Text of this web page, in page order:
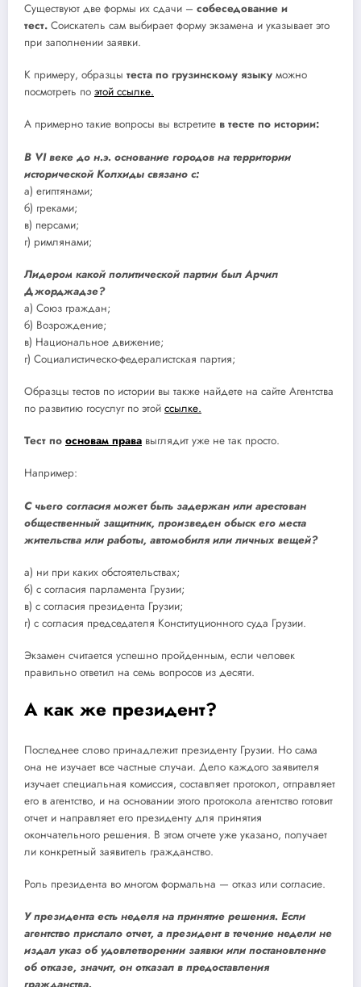
Существуют две формы их сдачи – собеседование и
тест. Соискатель сам выбирает форму экзамена и указывает это
при заполнении заявки.
К примеру, образцы теста по грузинскому языку можно
посмотреть по этой ссылке.
А примерно такие вопросы вы встретите в тесте по истории:
В VI веке до н.э. основание городов на территории
исторической Колхиды связано с:
а) египтянами;
б) греками;
в) персами;
г) римлянами;
Лидером какой политической партии был Арчил
Джорджадзе?
а) Союз граждан;
б) Возрождение;
в) Национальное движение;
г) Социалистическо-федералистская партия;
Образцы тестов по истории вы также найдете на сайте Агентства
по развитию госуслуг по этой ссылке.
Тест по основам права выглядит уже не так просто.
Например:
С чьего согласия может быть задержан или арестован
общественный защитник, произведен обыск его места
жительства или работы, автомобиля или личных вещей?
а) ни при каких обстоятельствах;
б) с согласия парламента Грузии;
в) с согласия президента Грузии;
г) с согласия председателя Конституционного суда Грузии.
Экзамен считается успешно пройденным, если человек
правильно ответил на семь вопросов из десяти.
А как же президент?
Последнее слово принадлежит президенту Грузии. Но сама
она не изучает все частные случаи. Дело каждого заявителя
изучает специальная комиссия, составляет протокол, отправляет
его в агентство, и на основании этого протокола агентство готовит
отчет и направляет его президенту для принятия
окончательного решения. В этом отчете уже указано, получает
ли конкретный заявитель гражданство.
Роль президента во многом формальна — отказ или согласие.
У президента есть неделя на принятие решения. Если
агентство прислало отчет, а президент в течение недели не
издал указ об удовлетворении заявки или постановление
об отказе, значит, он отказал в предоставления